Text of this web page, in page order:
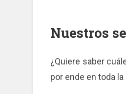
Nuestros
¿Quiere saber
por ende en toda